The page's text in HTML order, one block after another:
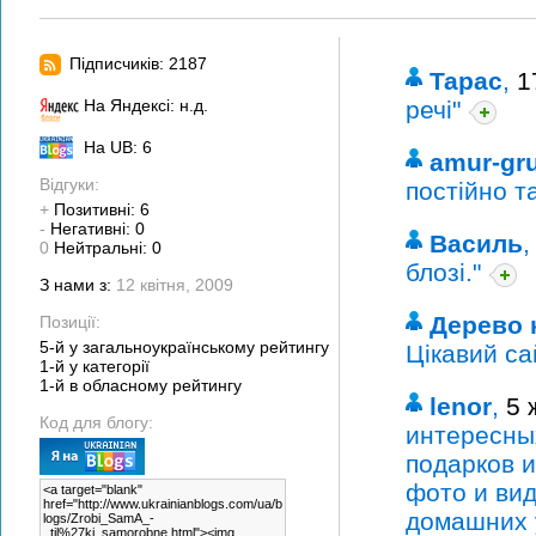
Підписчиків: 2187
На Яндексі: н.д.
На UB: 6
Відгуки:
+ Позитивні: 6
- Негативні: 0
0 Нейтральні: 0
З нами з: 12 квітня, 2009
Позиції:
5-й у загальноукраїнському рейтингу
1-й у категорії
1-й в обласному рейтингу
Код для блогу:
Тарас,
речі"
amur-
постійно
Василь,
блозі."
Дерево
Цікавий
lenor, 5
подарков
фото и
домашних